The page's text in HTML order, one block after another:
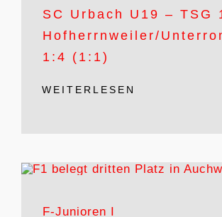
SC Urbach U19 – TSG
Hofherrnweiler/
1:4 (1:1)
WEITERLESEN
F-Junioren I